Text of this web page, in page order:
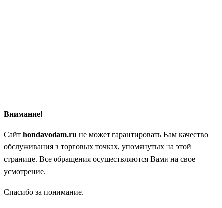
Внимание!
Сайт hondavodam.ru не может гарантировать Вам качество
обслуживания в торговых точках, упомянутых на этой
странице. Все обращения осуществляются Вами на свое
усмотрение.
Спасибо за понимание.